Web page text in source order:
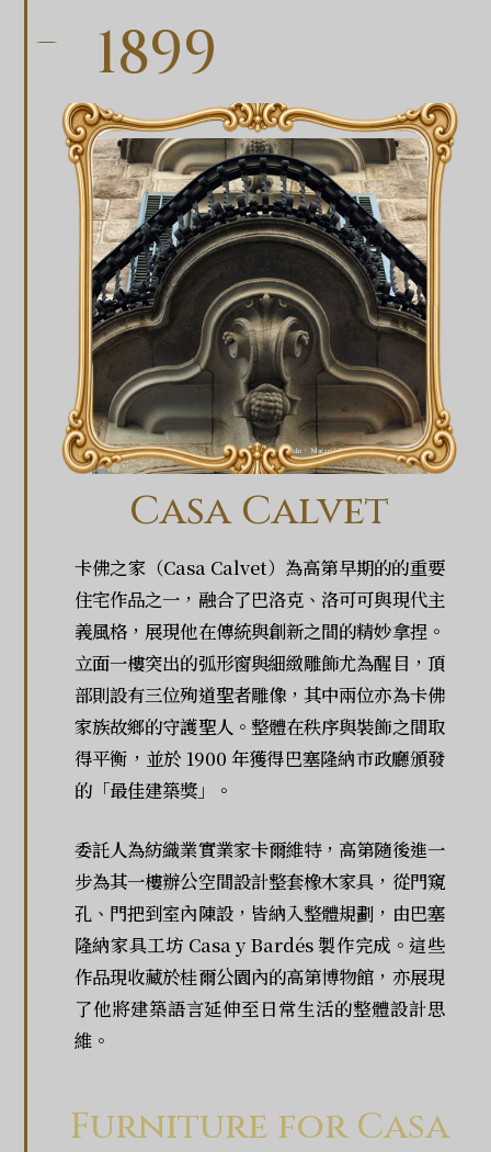
1899
Casa Calvet
卡佛之家（Casa Calvet）為高第早期的的重要
住宅作品之一，融合了巴洛克、洛可可與現代主
義風格，展現他在傳統與創新之間的精妙拿捏。
立面一樓突出的弧形窗與細緻雕飾尤為醒目，頂
部則設有三位殉道聖者雕像，其中兩位亦為卡佛
家族故鄉的守護聖人。整體在秩序與裝飾之間取
得平衡，並於 1900 年獲得巴塞隆納市政廳頒發
的「最佳建築獎」。
委託人為紡織業實業家卡爾維特，高第隨後進一
步為其一樓辦公空間設計整套橡木家具，從門窺
孔、門把到室內陳設，皆納入整體規劃，由巴塞
隆納家具工坊 Casa y Bardés 製作完成。這些
作品現收藏於桂爾公園內的高第博物館，亦展現
了他將建築語言延伸至日常生活的整體設計思
維。
Furniture for Casa